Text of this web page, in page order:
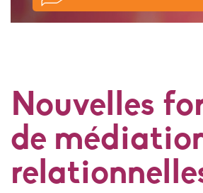
Nouvelles
de